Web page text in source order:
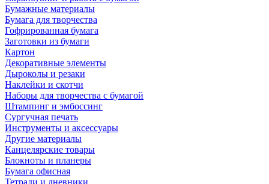
Бумажные материалы
Бумага для творчества
Гофрированная бумага
Заготовки из бумаги
Картон
Декоративные элементы
Дыроколы и резаки
Наклейки и скотчи
Наборы для творчества с бумагой
Штампинг и эмбоссинг
Сургучная печать
Инструменты и аксессуары
Другие материалы
Канцелярские товары
Блокноты и планеры
Бумага офисная
Тетради и дневники